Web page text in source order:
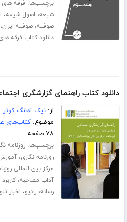
برچسب‌ها: فرقه
شیعه، اصول شیعه،
صوفیه،صوفیه ایران،
دانلود کتاب فرقه
دانلود کتاب راهنمای گزارشگری
از:نیک آهنگ کوثر
موضوع:کتاب‌های
۷۸ صفحه
برچسب‌ها:روزنامه
روزنامه نگاری،آموزش
مرکز بین المللی
آداب مصاحبه،کاربرد
رسانه،رادیو، اخبار